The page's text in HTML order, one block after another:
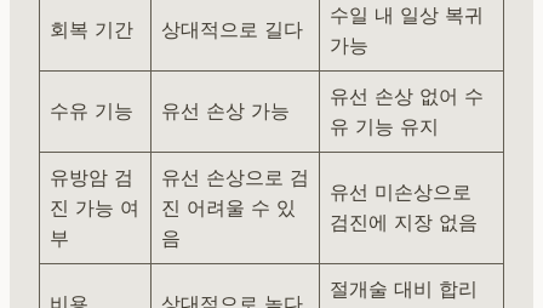
회복 기간 상대적으로 길다
수일 내 일상 복귀
가능
수유 기능 유선 손상 가능
유선 손상 없어 수
유 기능 유지
유방암 검
진 가능 여
부
유선 손상으로 검
진 어려울 수 있
음
유선 미손상으로
검진에 지장 없음
비용 상대적으로 높다
절개술 대비 합리